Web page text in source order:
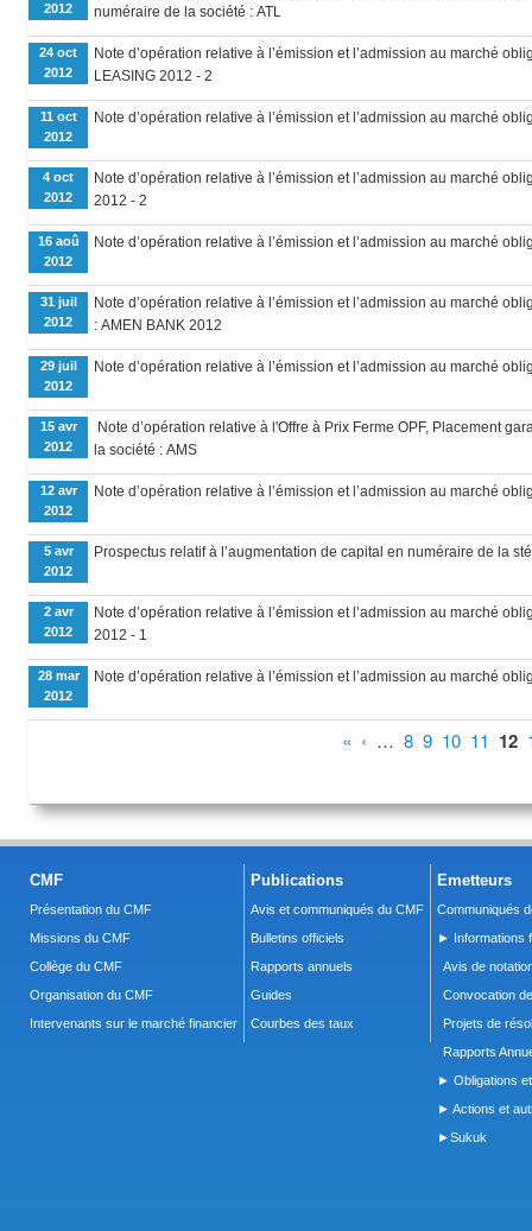
2012
numéraire de la société : ATL
24 oct
2012
Note d’opération relative à l’émission et l’admission au marché
LEASING 2012 - 2
11 oct
2012
Note d’opération relative à l’émission et l’admission au marché
4 oct
2012
Note d’opération relative à l’émission et l’admission au marché
2012 - 2
16 aoû
2012
Note d’opération relative à l’émission et l’admission au marché
31 juil
2012
Note d’opération relative à l’émission et l’admission au marché
: AMEN BANK 2012
29 juil
2012
Note d’opération relative à l’émission et l’admission au marché
15 avr
2012
Note d’opération relative à l'Offre à Prix Ferme OPF, Placement
la société : AMS
12 avr
2012
Note d’opération relative à l’émission et l’admission au marché
5 avr
2012
Prospectus relatif à l’augmentation de capital en numéraire de la
2 avr
2012
Note d’opération relative à l’émission et l’admission au marché
2012 - 1
28 mar
2012
Note d’opération relative à l’émission et l’admission au marché
« ‹ … 8 9 10 11 12
CMF
Présentation du CMF
Missions du CMF
Collège du CMF
Organisation du CMF
Intervenants sur le marché financier
Publications
Avis et communiqués du CMF
Bulletins officiels
Rapports annuels
Guides
Courbes des taux
Emetteurs
Communiqués
► Informations
Avis de
Convocation
Projets de
Rapports
► Obligations
► Actions et
►Sukuk